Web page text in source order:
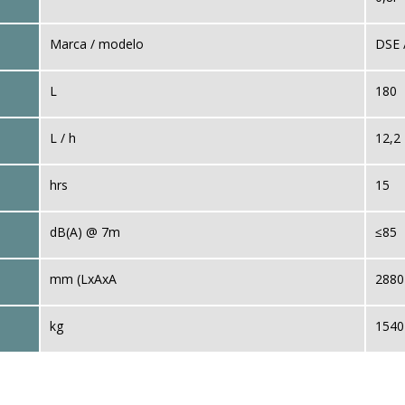
Marca / modelo
L
L / h
hrs
dB(A) @ 7m
mm (LxAxA
kg
DSE
180
12,2
15
≤85
1540